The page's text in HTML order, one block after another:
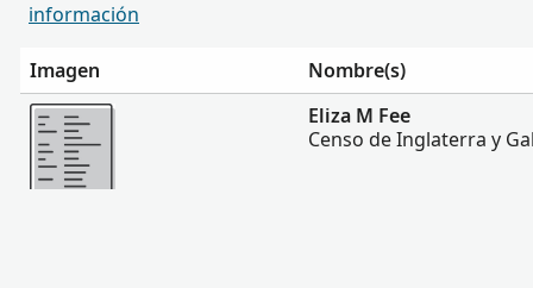
información
Imagen
Nombre(s)
Más
Eliza M Fee
Censo de Inglaterra y